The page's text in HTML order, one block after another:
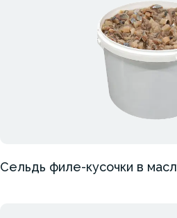
Сельдь филе-кусочки в